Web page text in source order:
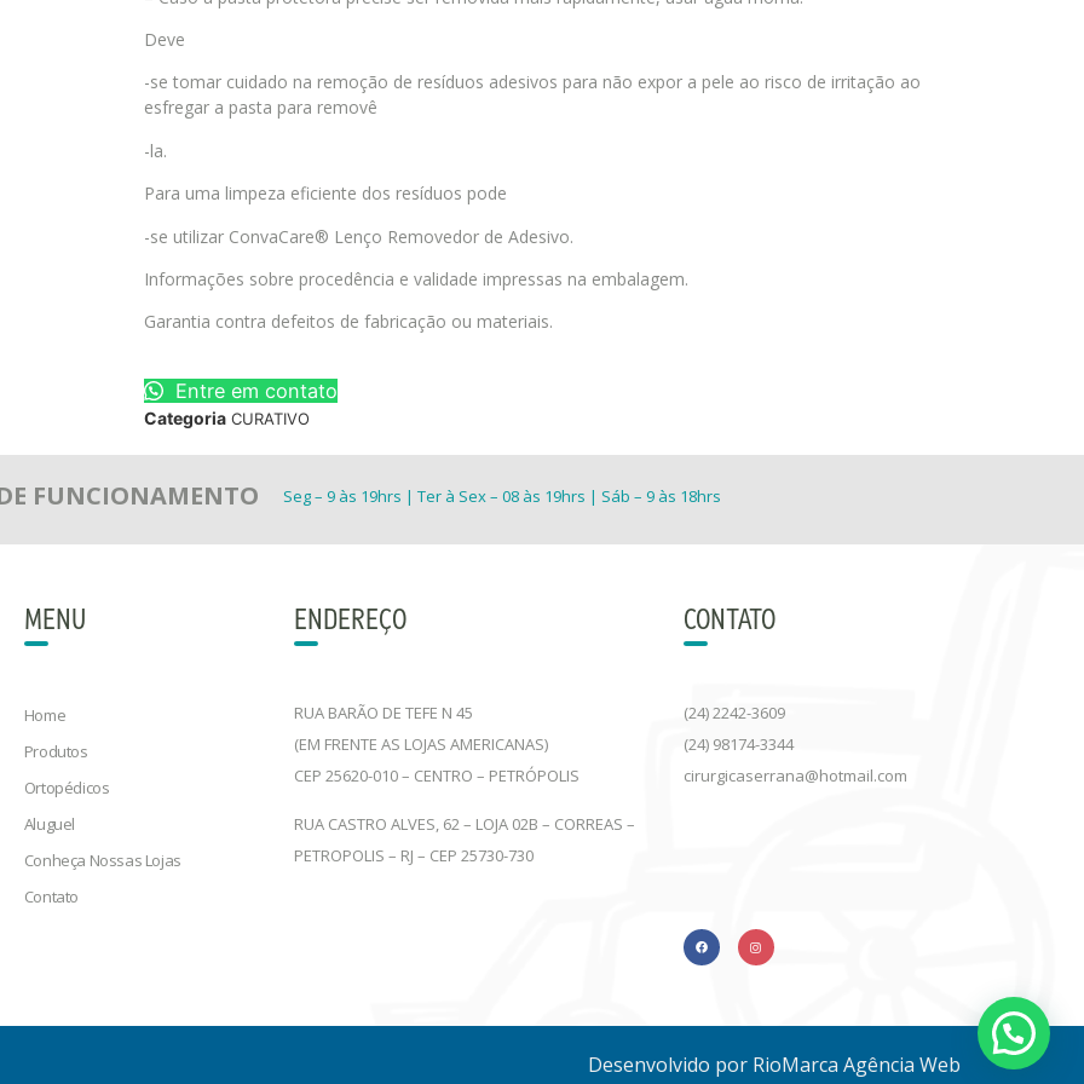
Deve
-se tomar cuidado na remoção de resíduos adesivos para não expor a pele ao risco de irritação ao
esfregar a pasta para removê
-la.
Para uma limpeza eficiente dos resíduos pode
-se utilizar ConvaCare® Lenço Removedor de Adesivo.
Informações sobre procedência e validade impressas na embalagem.
Garantia contra defeitos de fabricação ou materiais.
Entre em contato
Categoria CURATIVO
FUNCIONAMENTO Seg – 9 às 19hrs | Ter à Sex – 08 às 19hrs | Sáb – 9 às 18hrs
MENU
Home
Produtos
Ortopédicos
Aluguel
Conheça Nossas Lojas
Contato
ENDEREÇO
RUA BARÃO DE TEFE N 45
(EM FRENTE AS LOJAS AMERICANAS)
CEP 25620-010 – CENTRO – PETRÓPOLIS
RUA CASTRO ALVES, 62 – LOJA 02B – CORREAS –
PETROPOLIS – RJ – CEP 25730-730
CONTATO
(24) 2242-3609
(24) 98174-3344
cirurgicaserrana@hotmail.com
Desenvolvido por RioMarca Agência Web